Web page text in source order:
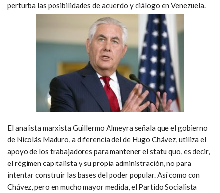
perturba las posibilidades de acuerdo y diálogo en Venezuela.
El analista marxista Guillermo Almeyra señala que el gobierno
de Nicolás Maduro, a diferencia del de Hugo Chávez, utiliza el
apoyo de los trabajadores para mantener el statu quo, es decir,
el régimen capitalista y su propia administración, no para
intentar construir las bases del poder popular. Así como con
Chávez, pero en mucho mayor medida, el Partido Socialista